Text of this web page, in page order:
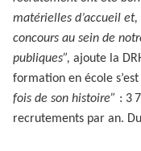
matérielles d’accueil
concours au sein de
publiques”, ajoute la
formation en école
fois de son histoire” : 3
recrutements par an.